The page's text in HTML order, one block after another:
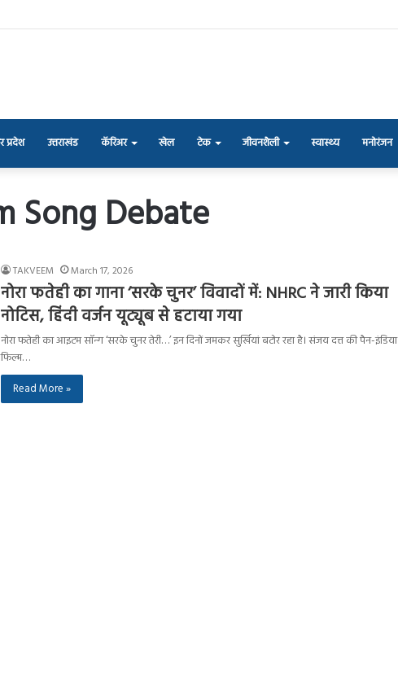
प्रदेश उत्तराखंड कॅरिअर खेल टेक जीवनशैली स्वास्थ्य मनोरंजन
Song Debate
TAKVEEM March 17, 2026
नोरा फतेही का गाना ‘सरके चुनर’ विवादों में: NHRC ने जारी किया
नोटिस, हिंदी वर्जन यूट्यूब से हटाया गया
नोरा फतेही का आइटम सॉन्ग ‘सरके चुनर तेरी…’ इन दिनों जमकर सुर्खियां बटोर रहा है। संजय दत्त की पैन-इंडिया
फिल्म…
Read More »